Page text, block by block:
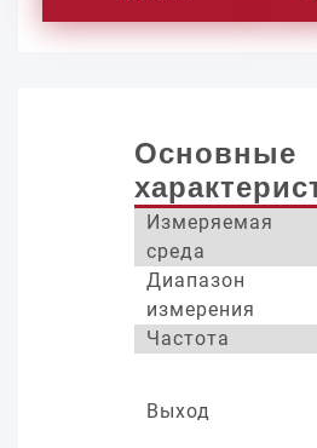
Основные
Измеряемая
среда
Диапазон
измерения
Частота
Выход